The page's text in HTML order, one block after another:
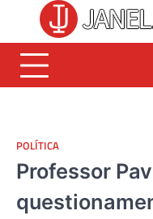
content
POLÍTICA
Professor